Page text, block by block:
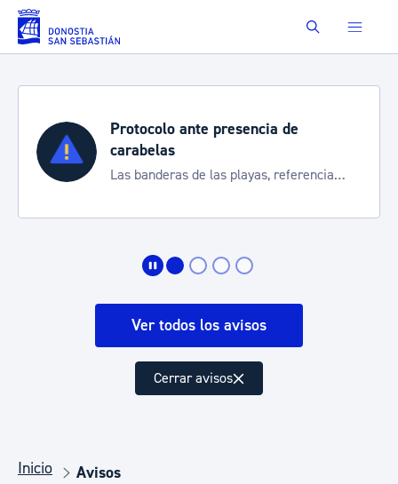
Saltar al contenido principal Buscar
Protocolo ante presencia de
carabelas
Las banderas de las playas, referencia
Ver todos los avisos
Cerrar avisos
Inicio Avisos